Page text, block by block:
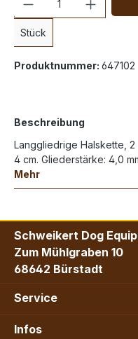
Stück
Produktnummer: 647102
Beschreibung
Langgliedrige Halskette,
4 cm. Gliederstärke: 4,0
Mehr
Schweikert Dog
Zum Mühlgraben 10
68642 Bürstadt
Service
Infos